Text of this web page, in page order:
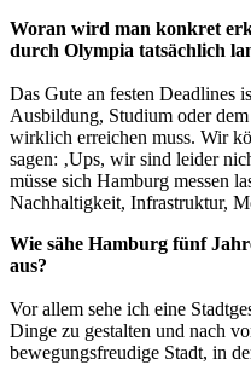
Woran wird man konkret
durch Olympia tatsächlich
Das Gute an festen Deadlines
Ausbildung, Studium oder
wirklich erreichen muss. Wir
sagen: ‚Ups, wir sind leider
müsse sich Hamburg messen
Nachhaltigkeit, Infrastruktur,
Wie sähe Hamburg fünf
aus?
Vor allem sehe ich eine
Dinge zu gestalten und nach
bewegungsfreudige Stadt, in